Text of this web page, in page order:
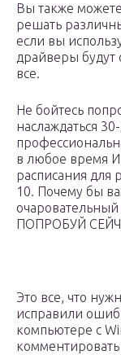
Вы также
решать
если вы
драйверы
все.
Не бойтесь
наслаждаться
в любое время И
расписания для
10. Почему бы
очаровательный
ПОПРОБУЙ
Это все, что
исправили
компьютере с